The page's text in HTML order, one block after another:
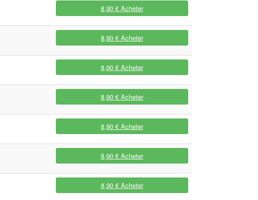
8,90 € Acheter
8,90 € Acheter
8,90 € Acheter
8,90 € Acheter
8,90 € Acheter
8,90 € Acheter
8,90 € Acheter